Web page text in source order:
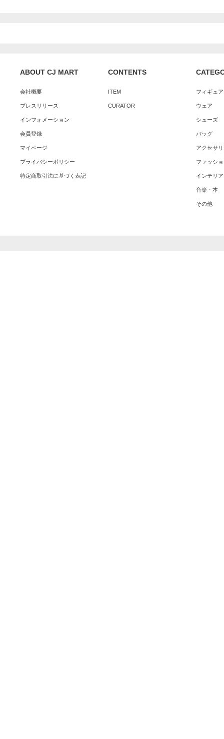
ABOUT CJ MART
会社概要
プレスリリース
インフォメーション
会員登録
マイページ
プライバシーポリシー
特定商取引法に基づく表記
CONTENTS
ITEM
CURATOR
フィギュ
ウェア
シューズ
バッグ
アクセサ
ファッシ
インテリア
音楽・本
その他